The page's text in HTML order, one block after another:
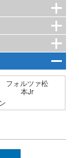
フォルツァ松
本Jr